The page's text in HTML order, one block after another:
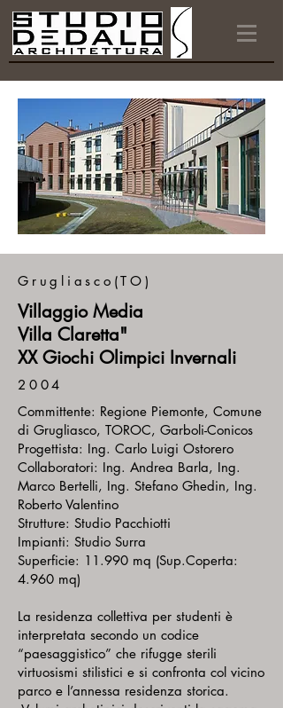
Grugliasco(TO)
Villaggio Media
Villa Claretta"
XX Giochi Olimpici Invernali
2004
Committente: Regione Piemonte, Comune
di Grugliasco, TOROC, Garboli-Conicos
Progettista: Ing. Carlo Luigi Ostorero
Collaboratori: Ing. Andrea Barla, Ing.
Marco Bertelli, Ing. Stefano Ghedin, Ing.
Roberto Valentino
Strutture: Studio Pacchiotti
Impianti: Studio Surra
Superficie: 11.990 mq (Sup.Coperta:
4.960 mq)
La residenza collettiva per studenti è
interpretata secondo un codice
“paesaggistico” che rifugge sterili
virtuosismi stilistici e si confronta col vicino
parco e l’annessa residenza storica.